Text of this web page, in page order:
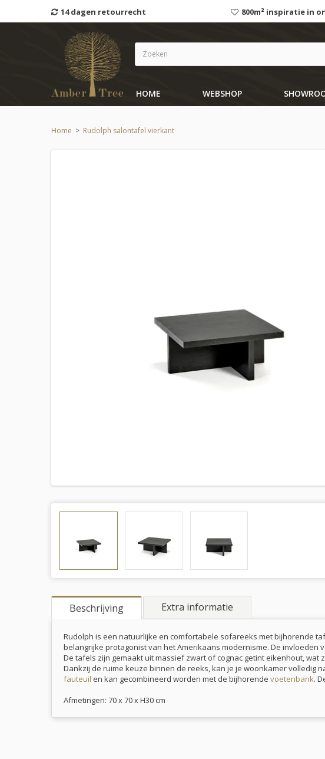
14 dagen retourrecht 800m² inspiratie in
HOME WEBSHOP
Home > Rudolph salontafel vierkant
Beschrijving Extra informatie
Rudolph is een natuurlijke en comfortabele sofareeks met bijhorende
belangrijke protagonist van het Amerikaans modernisme. De
De tafels zijn gemaakt uit massief zwart of cognac getint eikenhout, wat
Dankzij de ruime keuze binnen de reeks, kan je je woonkamer
fauteuil en kan gecombineerd worden met de bijhorende voetenbank.
Afmetingen: 70 x 70 x H30 cm